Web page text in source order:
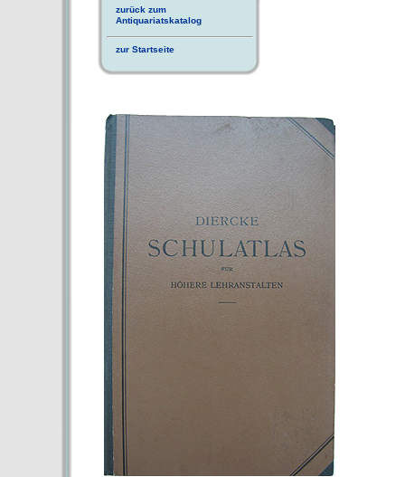
zurück zum
Antiquariatskatalog
zur Startseite